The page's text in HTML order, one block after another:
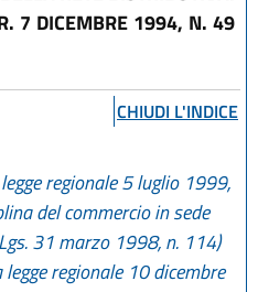
7 DICEMBRE 1994, N. 49
CHIUDI L'INDICE
regionale 5 luglio 1999,
del commercio in sede
31 marzo 1998, n. 114)
regionale 10 dicembre